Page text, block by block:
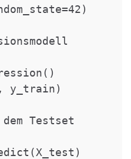
y_train)
Testset